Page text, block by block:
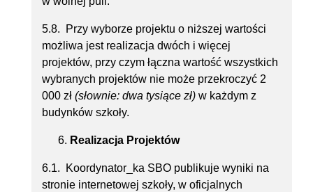
5.8. Przy wyborze projektu o niższej wartości
możliwa jest realizacja dwóch i więcej
projektów, przy czym łączna wartość wszystkich
wybranych projektów nie może przekroczyć 2
000 zł (słownie: dwa tysiące zł) w każdym z
budynków szkoły.
Realizacja Projektów
6.1. Koordynator_ka SBO publikuje wyniki na
stronie internetowej szkoły, w oficjalnych